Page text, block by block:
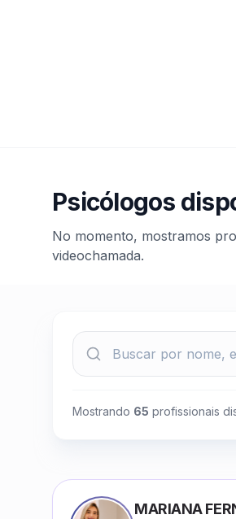
Psicólogos
No momento, mostramos
videochamada.
Mostrando 65 profissionais
MARIANA